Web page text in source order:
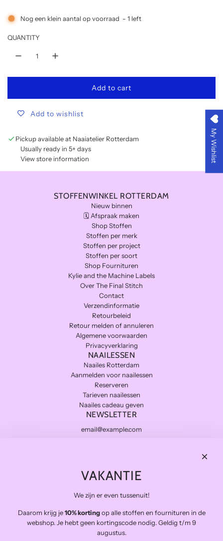
i
c
Nog een klein aantal op voorraad - 1 left
QUANTITY
Add to cart
l
i
.
.
Add to wishlist
Pickup available at Naaiatelier Rotterdam
Usually ready in 5+ days
View store information
STOFFENWINKEL ROTTERDAM
Nieuw binnen
🗓️ Afspraak maken
Shop Stoffen
Stoffen per merk
Stoffen per project
Stoffen per soort
Shop Fournituren
Kylie and the Machine Labels
Over The Final Stitch
Contact
Verzendinformatie
Retourbeleid
Retour melden of annuleren
Algemene voorwaarden
Privacyverklaring
NAAILESSEN
Naailes Rotterdam
Aanmelden voor naailessen
Reserveren
Tarieven naailessen
Naailes cadeau geven
NEWSLETTER
Kwaliteitsstoffen die lang meegaan en zo duurzaam mogelijk.
Veilig betalen
Snelle levering
Op afspraak open voor atelierbezoek en het afhalen van
bestellingen (buiten de naailessen om)
VAKANTIE
We zijn er even tussenuit!
Daarom krijg je10% kortingop alle stoffen en fournituren in de
webshop. Je hebt geen kortingscode nodig. Geldig t/m 9
augustus.
My Wishlist